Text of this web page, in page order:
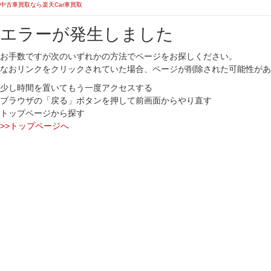
中古車買取なら楽天Car車買取
エラーが発生しました
お手数ですが次のいずれかの方法でページをお探しください。
なおリンクをクリックされていた場合、ページが削除された可能性が
少し時間を置いてもう一度アクセスする
ブラウザの「戻る」ボタンを押して前画面からやり直す
トップページから探す
>>トップページへ